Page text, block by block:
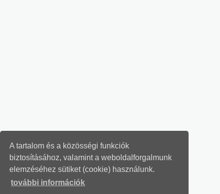
A tartalom és a közösségi funkciók
biztosításához, valamint a weboldalforgalmunk
elemzéséhez sütiket (cookie) használunk.
további információk